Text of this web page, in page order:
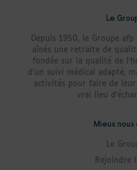
Le
Depuis 1950, le Groupe
aînés une retraite de
fondée sur la qualité de
d’un suivi médical adapté,
activités pour faire de
vrai lieu
Mieux
Le
Rejoindre